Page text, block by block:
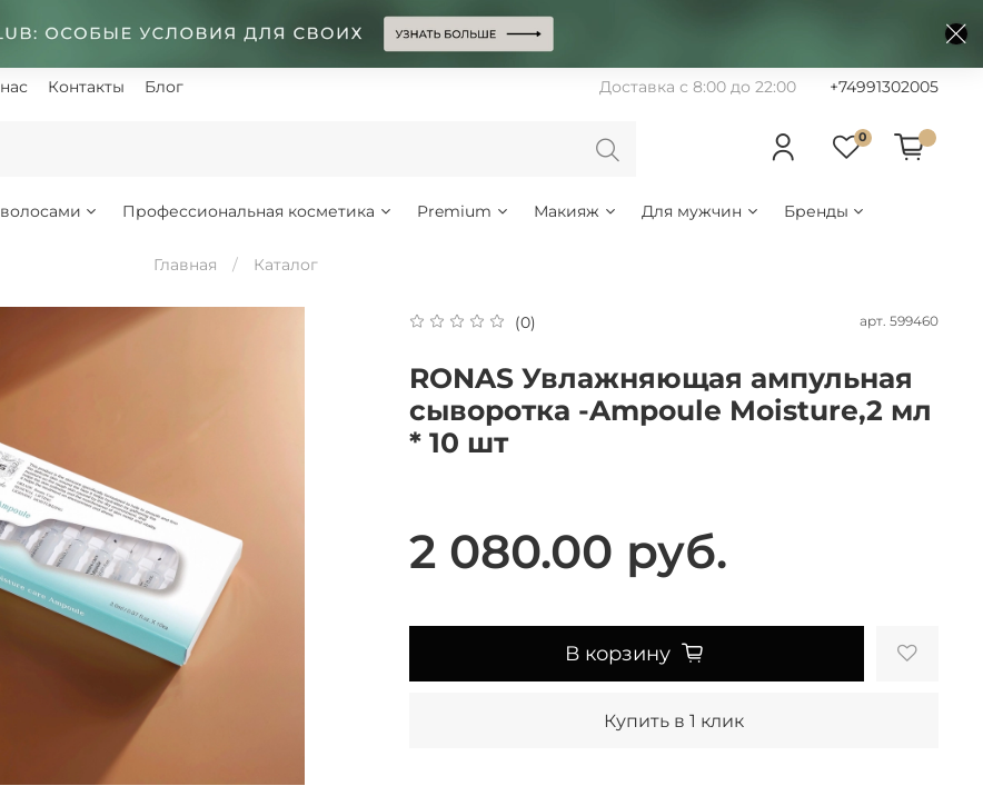
Контакты Блог Доставка с 8:00 до 22:00 +74991302005
0
Профессиональная косметика Premium Макияж Для мужчин Бренды
Главная Каталог
(0) арт. 599460
RONAS Увлажняющая ампульная
сыворотка -Ampoule Moisture,2 мл
* 10 шт
2 080.00 руб.
В корзину
Купить в 1 клик